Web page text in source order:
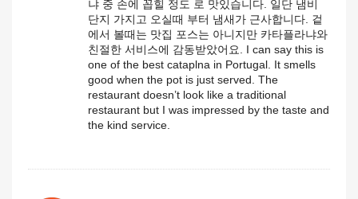
냐 중 손에 꼽힐 정도 로 맛있습니다. 일단 냄비
단지 가지고 오실때 부터 냄새가 근사합니다. 겉
에서 볼때는 맛집 포스는 아니지만 카타플라냐와
친절한 서비스에 감동받았어요. I can say this is
one of the best cataplna in Portugal. It smells
good when the pot is just served. The
restaurant doesn’t look like a traditional
restaurant but I was impressed by the taste and
the kind service.